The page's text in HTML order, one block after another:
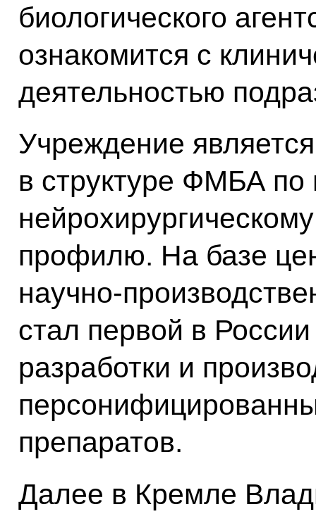
биологического
ознакомится с
деятельностью
Учреждение
в структуре ФМБА по
профилю. На базе
научно-
стал первой в
разработки и
препаратов.
Далее в Кремле